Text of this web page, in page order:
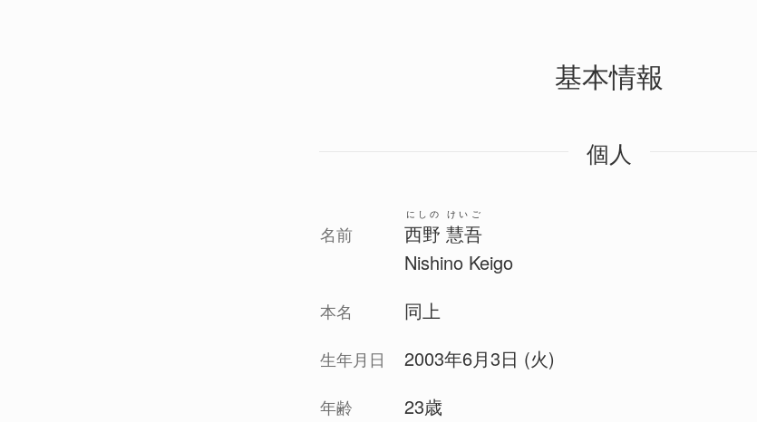
基本情報
個人
名前 西野 慧吾
にしの けいご
Nishino Keigo
本名 同上
生年月日 2003年6月3日 (火)
年齢 23歳